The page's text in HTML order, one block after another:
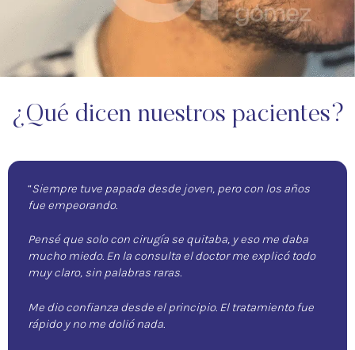
¿Qué dicen nuestros pacientes?
“Siempre tuve papada desde joven, pero con los años
fue empeorando.
Pensé que solo con cirugía se quitaba, y eso me daba
mucho miedo. En la consulta el doctor me explicó todo
muy claro, sin palabras raras.
Me dio confianza desde el principio. El tratamiento fue
rápido y no me dolió nada.